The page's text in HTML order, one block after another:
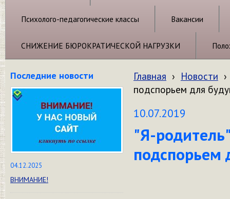
Психолого-педагогические классы Вакансии
СНИЖЕНИЕ БЮРОКРАТИЧЕСКОЙ НАГРУЗКИ
Последние новости
04.12.2025
ВНИМАНИЕ!
Главная › Новости ›
подспорьем для
10.07.2019
"Я-
подспорьем